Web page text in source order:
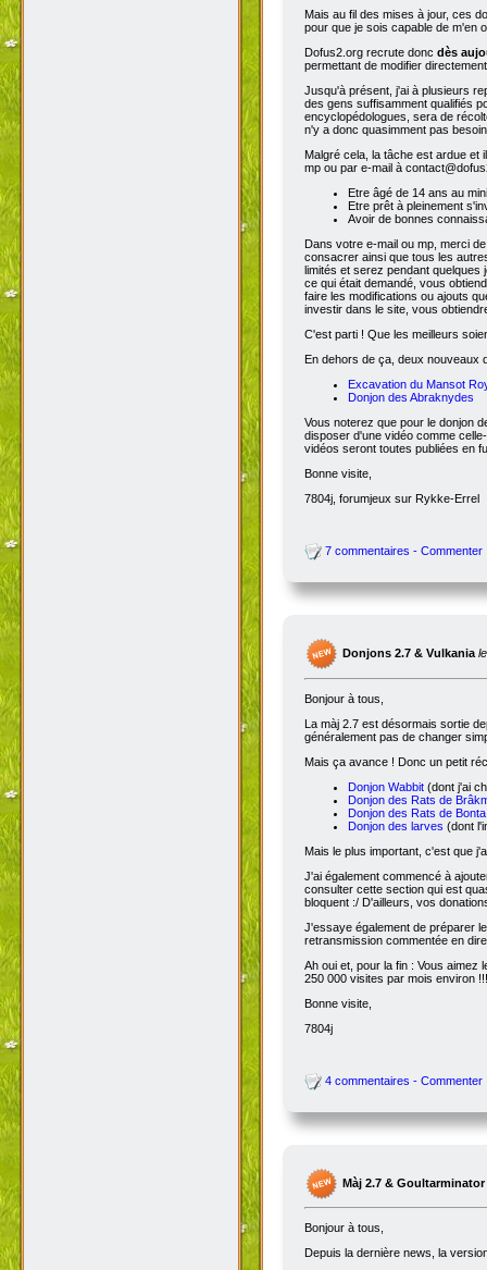
Mais au fil des mises à jour, ces
pour que je sois capable de m'en
Dofus2.org recrute donc dès
permettant de modifier
Jusqu'à présent, j'ai à plusieurs
des gens suffisamment qualifiés
encyclopédologues, sera de
n'y a donc quasimment pas
Malgré cela, la tâche est ardue
mp ou par e-mail à
Etre âgé de 14 ans au
Etre prêt à pleinement
Avoir de bonnes
Dans votre e-mail ou mp, merci
consacrer ainsi que tous les
limités et serez pendant
ce qui était demandé, vous
faire les modifications ou ajouts
investir dans le site, vous
C'est parti ! Que les meilleurs
En dehors de ça, deux nouveaux
Excavation du Mansot
Donjon des Abraknydes
Vous noterez que pour le donjon
disposer d'une vidéo comme
vidéos seront toutes publiées en
Bonne visite,
7804j, forumjeux sur Rykke-Errel
7 commentaires - Commenter
Donjons 2.7 & Vulkania
Bonjour à tous,
La màj 2.7 est désormais sortie
généralement pas de changer
Mais ça avance ! Donc un petit
Donjon Wabbit (dont j'ai
Donjon des Rats de
Donjon des Rats de Bonta
Donjon des larves (dont
Mais le plus important, c'est que
J'ai également commencé à
consulter cette section qui est
bloquent :/ D'ailleurs, vos
J'essaye également de préparer
retransmission commentée en
Ah oui et, pour la fin : Vous
250 000 visites par mois environ !!!
Bonne visite,
7804j
4 commentaires - Commenter
Màj 2.7 & Goultarminator
Bonjour à tous,
Depuis la dernière news, la